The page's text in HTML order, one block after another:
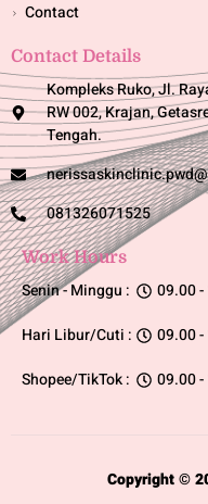
Contact
Contact Details
Kompleks Ruko, Jl.
RW 002, Krajan,
Tengah.
081326071525
Work Hours
Senin - Minggu :
Hari Libur/Cuti :
Shopee/TikTok :
09.00 -
09.00 -
09.00 -
Copyright ©